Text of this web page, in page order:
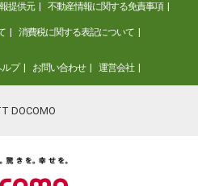
提供元 不動産情報に関する免責事項
消費税に関する表記について
プ お問い合わせ 運営会社
DOCOMO